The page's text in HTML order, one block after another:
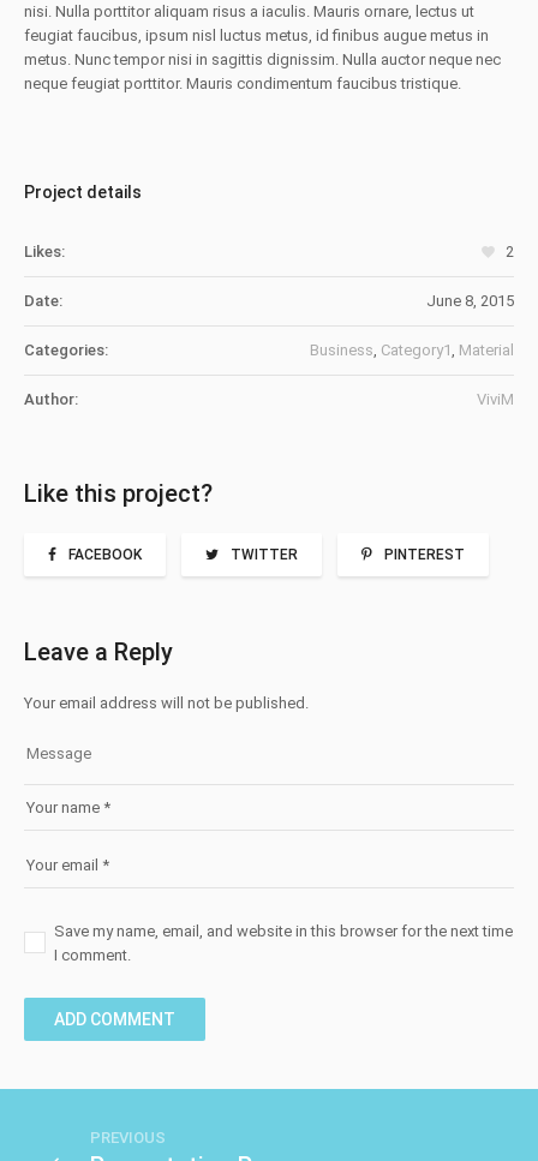
nisi. Nulla porttitor aliquam risus a iaculis. Mauris ornare, lectus ut
feugiat faucibus, ipsum nisl luctus metus, id finibus augue metus in
metus. Nunc tempor nisi in sagittis dignissim. Nulla auctor neque nec
neque feugiat porttitor. Mauris condimentum faucibus tristique.
Project details
Likes: 2
Date: June 8, 2015
Categories: Business Category1 Material
Author: ViviM
Like this project?
FACEBOOK TWITTER PINTEREST
Leave a Reply
Your email address will not be published.
Save my name, email, and website in this browser for the next time
I comment.
PREVIOUS